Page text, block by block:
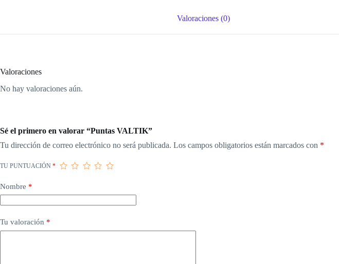
Valoraciones (0)
Valoraciones
No hay valoraciones aún.
Sé el primero en valorar “Puntas VALTIK”
Tu dirección de correo electrónico no será publicada. Los campos obligatorios están marcados con *
TU PUNTUACIÓN *
Nombre *
Tu valoración *